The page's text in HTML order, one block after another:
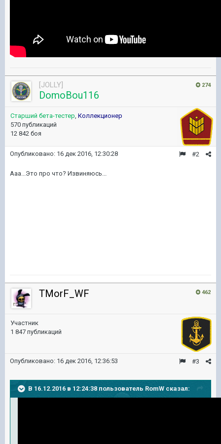
274
[JOLLY]
DomoBou116
Старший бета-тестер, Коллекционер
570 публикаций
12 842 боя
#2
Опубликовано: 16 дек 2016, 12:30:28
Ааа...Это про что? Извиняюсь...
462
TMorF_WF
Участник
1 847 публикаций
#3
Опубликовано: 16 дек 2016, 12:36:53
В 16.12.2016 в 12:24:38 пользователь RomW сказал: